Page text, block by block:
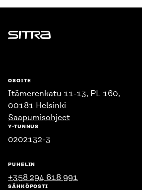
Sitra
OSOITE
Itämerenkatu 11-13, PL 160,
00181 Helsinki
Saapumisohjeet
Y-TUNNUS
0202132-3
PUHELIN
+358 294 618 991
SÄHKÖPOSTI